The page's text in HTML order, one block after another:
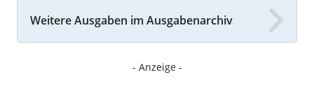
Weitere Ausgaben im Ausgabenarchiv
- Anzeige -